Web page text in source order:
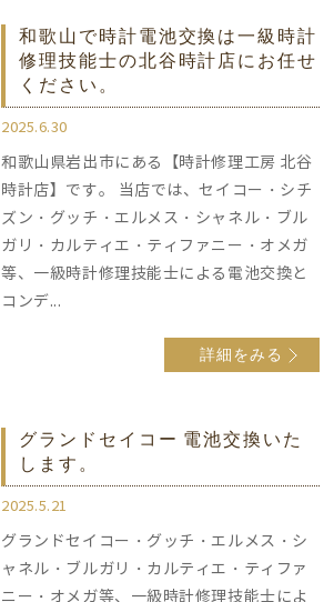
和歌山で時計電池交換は一級時計
修理技能士の北谷時計店にお任せ
ください。
2025.6.30
和歌山県岩出市にある【時計修理工房 北谷
時計店】です。 当店では、セイコー・シチ
ズン・グッチ・エルメス・シャネル・ブル
ガリ・カルティエ・ティファニー・オメガ
等、一級時計修理技能士による電池交換と
コンデ...
詳細をみる
グランドセイコー 電池交換いた
します。
2025.5.21
グランドセイコー・グッチ・エルメス・シ
ャネル・ブルガリ・カルティエ・ティファ
ニー・オメガ等、一級時計修理技能士によ